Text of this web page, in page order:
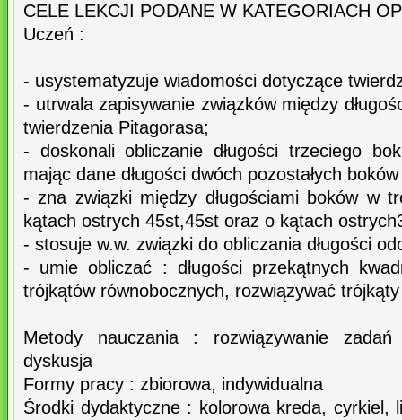
CELE LEKCJI PODANE W KATEGORIACH
Uczeń :
- usystematyzuje wiadomości dotyczące
- utrwala zapisywanie związków między
twierdzenia Pitagorasa;
- doskonali obliczanie długości trzeciego
mając dane długości dwóch pozostałych boków
- zna związki między długościami boków w
kątach ostrych 45st,45st oraz o kątach
- stosuje w.w. związki do obliczania długości
- umie obliczać : długości przekątnych
trójkątów równobocznych, rozwiązywać
Metody nauczania : rozwiązywanie
dyskusja
Formy pracy : zbiorowa, indywidualna
Środki dydaktyczne : kolorowa kreda, cyrkiel,